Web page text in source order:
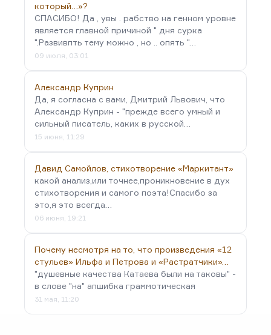
который…»?
СПАСИБО! Да , увы . рабство на генном уровне
является главной причиной " дня сурка
".Развивпть тему можно , но .. опять "…
09 июля, 03:01
Александр Куприн
Да, я согласна с вами, Дмитрий Львович, что
Александр Куприн - "прежде всего умный и
сильный писатель, каких в русской…
15 июня, 11:29
Давид Самойлов, стихотворение «Маркитант»
какой анализ,или точнее,проникновение в дух
стихотворения и самого поэта!Спасибо за
это,я это всегда…
06 июня, 19:21
Почему несмотря на то, что произведения «12
стульев» Ильфа и Петрова и «Растратчики»…
"душевные качества Катаева были на таковы" -
в слове "на" апшибка граммотическая
31 мая, 11:20